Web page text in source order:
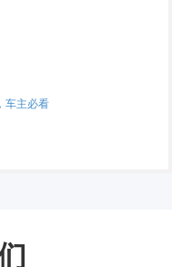
车主必看